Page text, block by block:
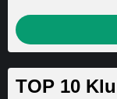
TOP 10